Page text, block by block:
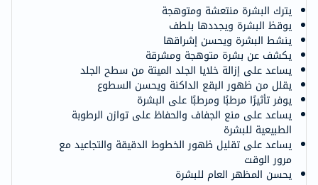
يترك البشرة منتعشة ومتوهجة
يوقظ البشرة ويجددها بلطف
ينشط البشرة ويحسن إشراقها
يكشف عن بشرة متوهجة ومشرقة
يساعد على إزالة خلايا الجلد الميتة من سطح الجلد
يقلل من ظهور البقع الداكنة ويحسن السطوع
يوفر تأثيرًا مرطبًا ومرطبًا على البشرة
يساعد على منع الجفاف والحفاظ على توازن الرطوبة
الطبيعية للبشرة
يساعد على تقليل ظهور الخطوط الدقيقة والتجاعيد مع
مرور الوقت
يحسن المظهر العام للبشرة